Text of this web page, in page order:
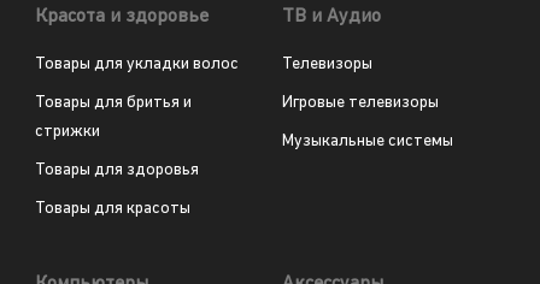
Красота и здоровье
Товары для укладки волос
Товары для бритья и
стрижки
Товары для здоровья
Товары для красоты
ТВ и Аудио
Телевизоры
Игровые телевизоры
Музыкальные системы